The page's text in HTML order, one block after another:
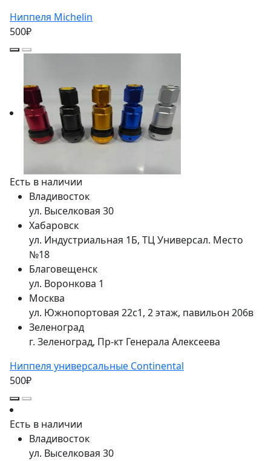
Ниппеля Michelin
500₽
Есть в наличии
Владивосток
ул. Выселковая 30
Хабаровск
ул. Индустриальная 1Б, ТЦ Универсал. Место
№18
Благовещенск
ул. Воронкова 1
Москва
ул. Южнопортовая 22с1, 2 этаж, павильон 206в
Зеленоград
г. Зеленоград, Пр-кт Генерала Алексеева
Ниппеля универсальные Continental
500₽
Есть в наличии
Владивосток
ул. Выселковая 30